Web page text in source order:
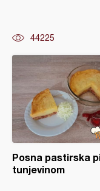
44225
Posna pastirska
tunjevinom